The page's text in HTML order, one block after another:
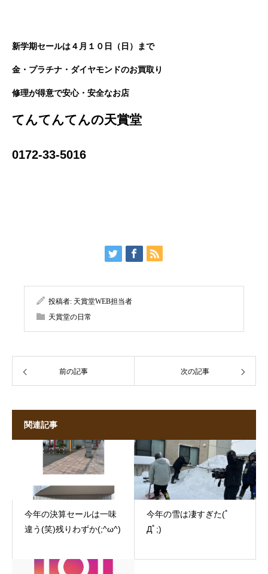
新学期セールは４月１０日（日）まで
金・プラチナ・ダイヤモンドのお買取り
修理が得意で安心・安全なお店
てんてんてんの天賞堂
0172-33-5016
投稿者: 天賞堂WEB担当者
天賞堂の日常
前の記事 次の記事
関連記事
今年の決算セールは一味
違う(笑)残りわずか(;^ω^)
今年の雪は凄すぎた(ﾟ
Дﾟ;)